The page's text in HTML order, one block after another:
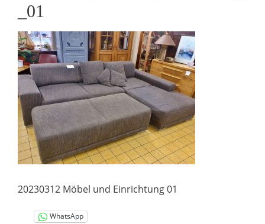
_01
20230312 Möbel und Einrichtung 01
WhatsApp